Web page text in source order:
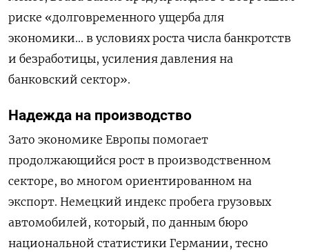
риске «долговременного ущерба для
экономики... в условиях роста числа банкротств
и безработицы, усиления давления на
банковский сектор».
Надежда на производство
Зато экономике Европы помогает
продолжающийся рост в производственном
секторе, во многом ориентированном на
экспорт. Немецкий индекс пробега грузовых
автомобилей, который, по данным бюро
национальной статистики Германии, тесно